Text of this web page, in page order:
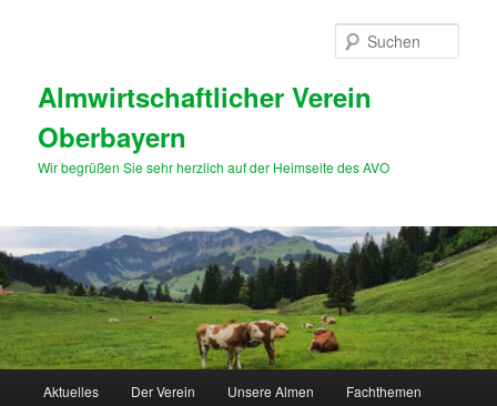
Almwirtschaftlicher Verein
Oberbayern
Wir begrüßen Sie sehr herzlich auf der Heimseite des AVO
Aktuelles Der Verein Unsere Almen Fachthemen